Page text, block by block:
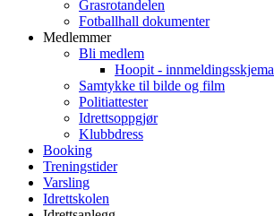
Grasrotandelen
Fotballhall dokumenter
Medlemmer
Bli medlem
Hoopit - innmeldingsskjema
Samtykke til bilde og film
Politiattester
Idrettsoppgjør
Klubbdress
Booking
Treningstider
Varsling
Idrettskolen